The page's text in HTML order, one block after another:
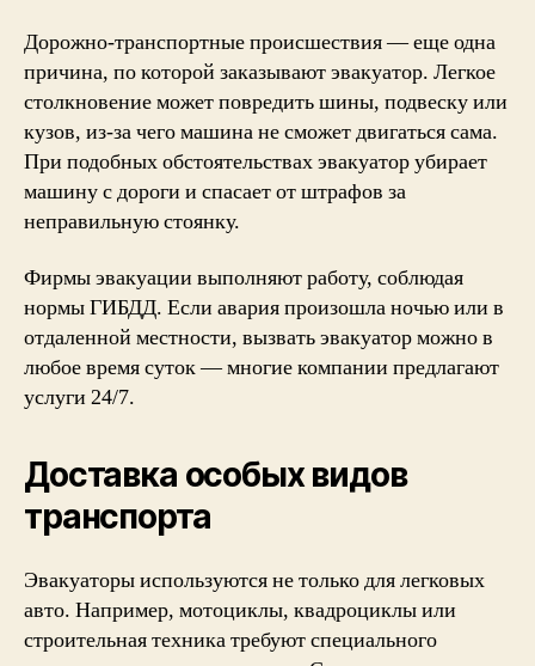
Дорожно-транспортные происшествия — еще одна
причина, по которой заказывают эвакуатор. Легкое
столкновение может повредить шины, подвеску или
кузов, из-за чего машина не сможет двигаться сама.
При подобных обстоятельствах эвакуатор убирает
машину с дороги и спасает от штрафов за
неправильную стоянку.
Фирмы эвакуации выполняют работу, соблюдая
нормы ГИБДД. Если авария произошла ночью или в
отдаленной местности, вызвать эвакуатор можно в
любое время суток — многие компании предлагают
услуги 24/7.
Доставка особых видов
транспорта
Эвакуаторы используются не только для легковых
авто. Например, мотоциклы, квадроциклы или
строительная техника требуют специального